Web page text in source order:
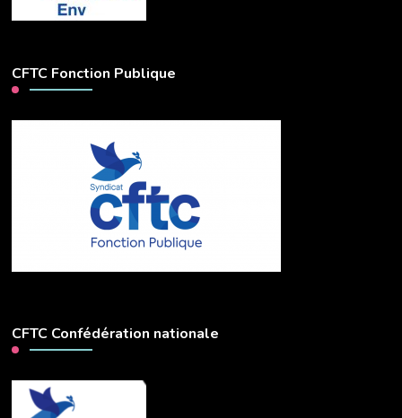
CFTC Fonction Publique
CFTC Confédération nationale